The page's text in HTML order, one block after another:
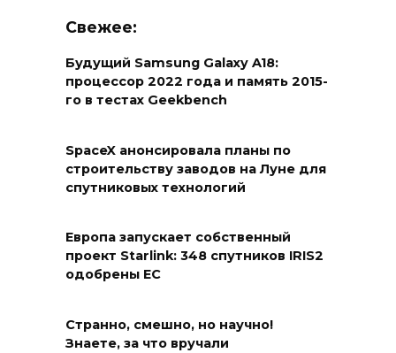
Свежее:
Будущий Samsung Galaxy A18:
процессор 2022 года и память 2015-
го в тестах Geekbench
SpaceX анонсировала планы по
строительству заводов на Луне для
спутниковых технологий
Европа запускает собственный
проект Starlink: 348 спутников IRIS2
одобрены ЕС
Странно, смешно, но научно!
Знаете, за что вручали